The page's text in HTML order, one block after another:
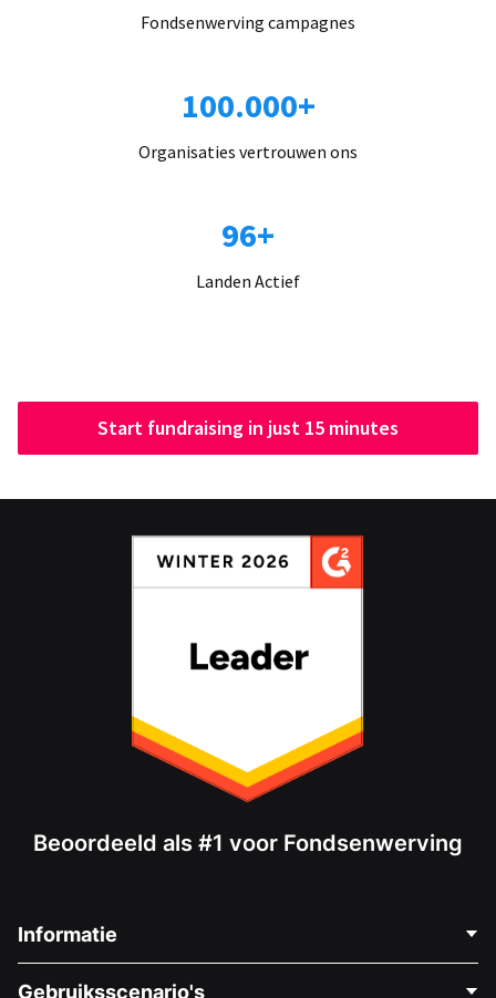
Fondsenwerving campagnes
100.000+
Organisaties vertrouwen ons
96+
Landen Actief
Start fundraising in just 15 minutes
Beoordeeld als #1 voor Fondsenwerving
Informatie
Gebruiksscenario's